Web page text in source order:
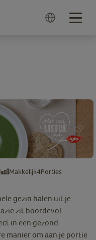
Makkelijk4Porties
gezin halen uit je
zit boordevol
in een gezond
manier om aan je portie